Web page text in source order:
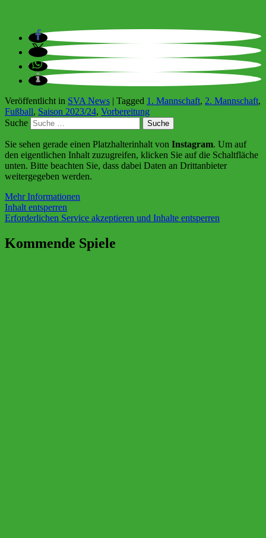
Veröffentlicht in SVA News | Tagged 1. Mannschaft, 2. Mannschaft,
Fußball, Saison 2023/24, Vorbereitung
Suche
Sie sehen gerade einen Platzhalterinhalt von Instagram. Um auf
den eigentlichen Inhalt zuzugreifen, klicken Sie auf die Schaltfläche
unten. Bitte beachten Sie, dass dabei Daten an Drittanbieter
weitergegeben werden.
Mehr Informationen
Inhalt entsperren
Erforderlichen Service akzeptieren und Inhalte entsperren
Kommende Spiele